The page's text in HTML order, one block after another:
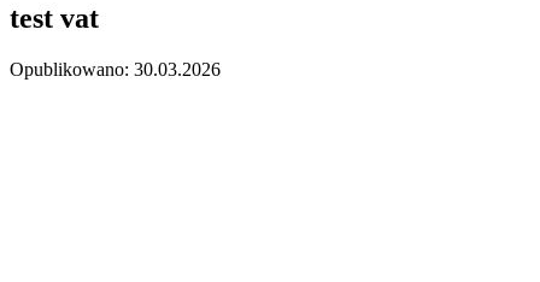
test vat
Opublikowano: 30.03.2026